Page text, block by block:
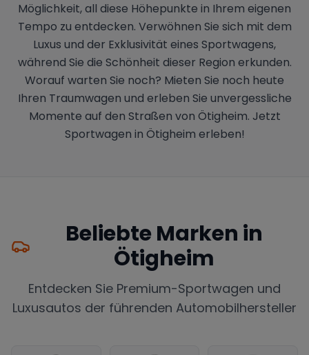
Möglichkeit, all diese Höhepunkte in Ihrem eigenen
Tempo zu entdecken. Verwöhnen Sie sich mit dem
Luxus und der Exklusivität eines Sportwagens,
während Sie die Schönheit dieser Region erkunden.
Worauf warten Sie noch? Mieten Sie noch heute
Ihren Traumwagen und erleben Sie unvergessliche
Momente auf den Straßen von Ötigheim. Jetzt
Sportwagen in Ötigheim erleben!
Beliebte Marken in
Ötigheim
Entdecken Sie Premium-Sportwagen und
Luxusautos der führenden Automobilhersteller